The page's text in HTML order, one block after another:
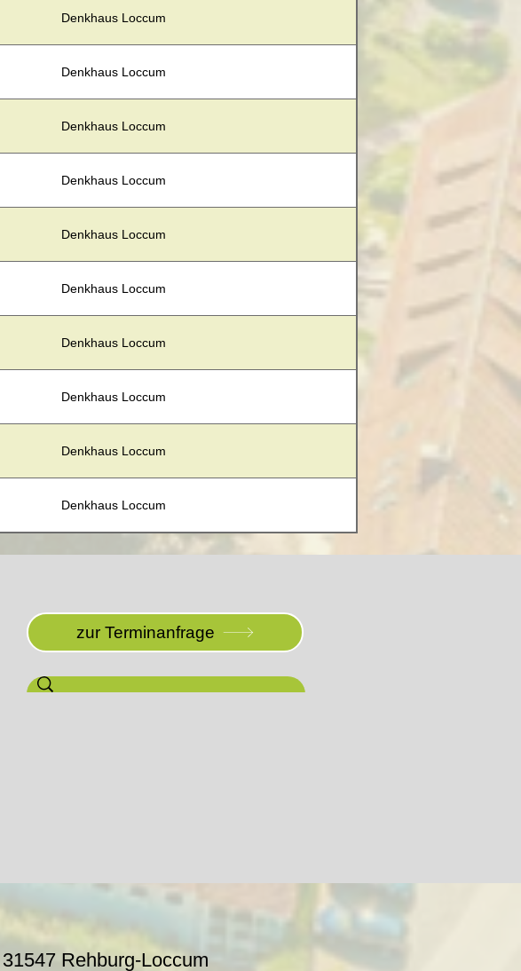
Denkhaus Loccum
Denkhaus Loccum
Denkhaus Loccum
Denkhaus Loccum
Denkhaus Loccum
Denkhaus Loccum
Denkhaus Loccum
Denkhaus Loccum
Denkhaus Loccum
Denkhaus Loccum
zur Terminanfrage
31547 Rehburg-Loccum